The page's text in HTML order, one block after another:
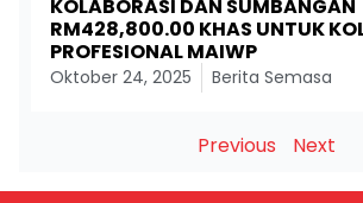
KOLABORASI DAN SUMBANGAN
RM428,800.00 KHAS UNTUK
PROFESIONAL MAIWP
Oktober 24, 2025 Berita Semasa
Previous Next